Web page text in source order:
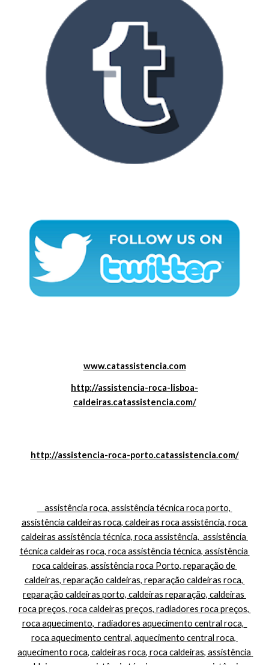
www.catassistencia.com
http://assistencia-roca-lisboa-
caldeiras.catassistencia.com/
http://assistencia-roca-porto.catassistencia.com/
assistência caldeiras roca, caldeiras roca assistência, roca
caldeiras assistência técnica, roca assistência,  assistência
técnica caldeiras roca, roca assistência técnica, assistência
roca caldeiras, assistência roca Porto, reparação de
caldeiras, reparação caldeiras, reparação caldeiras roca,
reparação caldeiras porto, caldeiras reparação, caldeiras
roca preços, roca caldeiras preços, radiadores roca preços,
roca aquecimento,  radiadores aquecimento central roca,
roca aquecimento central, aquecimento central roca,
aquecimento roca, caldeiras roca, roca caldeiras, assistência